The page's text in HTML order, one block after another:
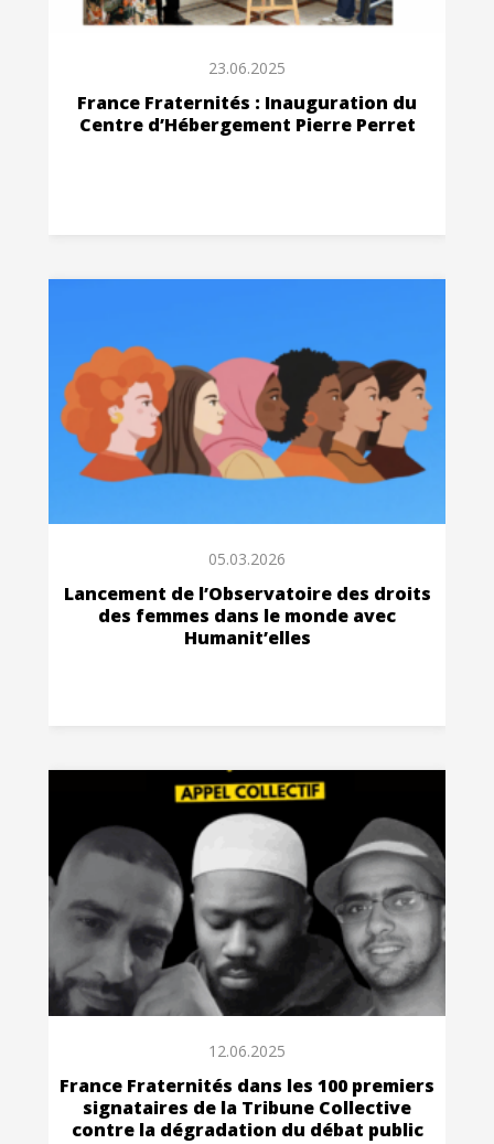
23.06.2025
France Fraternités : Inauguration du
Centre d’Hébergement Pierre Perret
05.03.2026
Lancement de l’Observatoire des droits
des femmes dans le monde avec
Humanit’elles
12.06.2025
France Fraternités dans les 100 premiers
signataires de la Tribune Collective
contre la dégradation du débat public